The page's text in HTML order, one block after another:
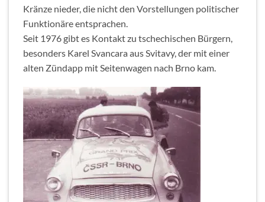
Kränze nieder, die nicht den Vorstellungen politischer
Funktionäre entsprachen.
Seit 1976 gibt es Kontakt zu tschechischen Bürgern,
besonders Karel Svancara aus Svitavy, der mit einer
alten Zündapp mit Seitenwagen nach Brno kam.